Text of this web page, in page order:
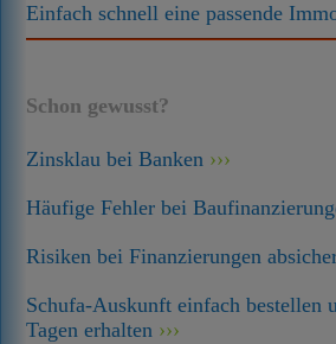
Einfach schnell eine passende
Schon gewusst?
Zinsklau bei Banken
Häufige Fehler bei
Risiken bei Finanzierungen
Schufa-Auskunft einfach bestellen
Tagen erhalten